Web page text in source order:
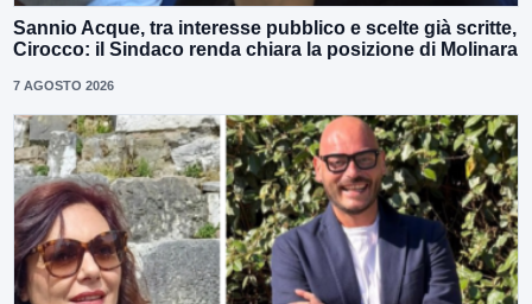
Sannio Acque, tra interesse pubblico e scelte già scritte,
Cirocco: il Sindaco renda chiara la posizione di Molinara
7 AGOSTO 2026